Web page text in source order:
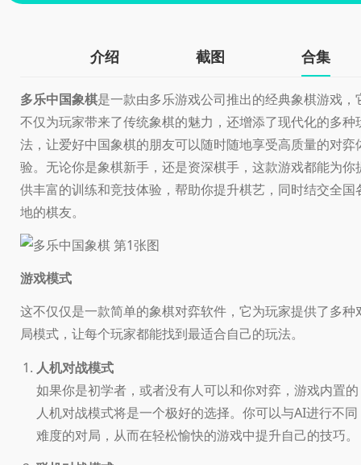
介绍 截图 合集
多乐中国象棋是一款由多乐游戏公司推出的经典象棋游戏，
不仅为玩家带来了传统象棋的魅力，还增添了现代化的多种
法，让爱好中国象棋的朋友可以随时随地享受高质量的对弈
验。无论你是象棋新手，还是资深棋手，这款游戏都能为你
供丰富的训练和竞技体验，帮助你提升棋艺，同时结交全国
地的棋友。
游戏模式
这不仅仅是一款简单的象棋对弈软件，它为玩家提供了多种
局模式，让每个玩家都能找到最适合自己的玩法。
人机对战模式
如果你是初学者，或者没有人可以和你对弈，游戏内置的
人机对战模式将是一个极好的选择。你可以与AI进行不同
难度的对局，从而在轻松愉快的游戏中提升自己的技巧。